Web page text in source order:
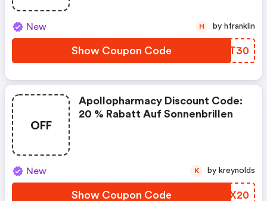
New
Show Coupon Code INGT30
H by hfranklin
OFF
Apollopharmacy Discount Code:
20 % Rabatt Auf Sonnenbrillen
New
Show Coupon Code PZPX20
K by kreynolds